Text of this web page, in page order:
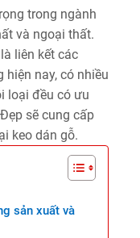
trong ngành
và ngoại thất.
liên kết các
hiện nay, có nhiều
loại đều có ưu
sẽ cung cấp
keo dán gỗ.
sản xuất và